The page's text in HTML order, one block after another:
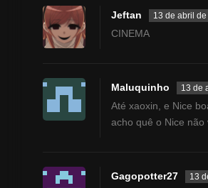
Jeftan 13 de abril
CINEMA
Maluquinho 13 de
Até xaoxin, e Nice
acho quê o Nice não
Gagopotter27 13